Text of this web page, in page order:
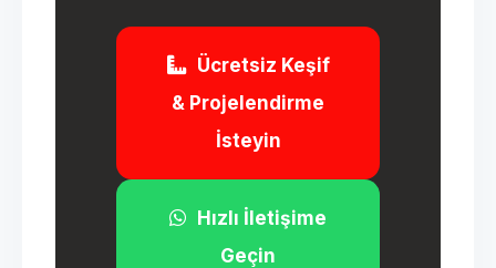
Ücretsiz Keşif
& Projelendirme
İsteyin
Hızlı İletişime
Geçin